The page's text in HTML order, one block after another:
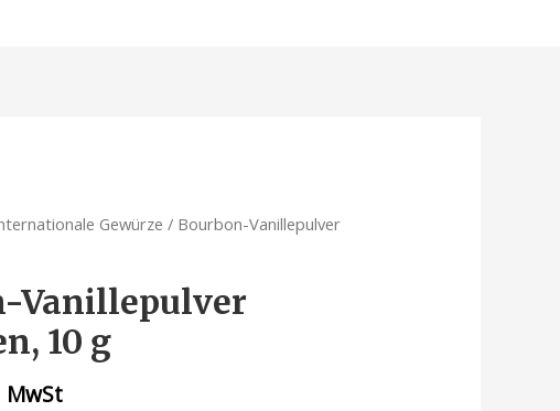
Gewürze / Bourbon-Vanillepulver
Vanillepulver
10 g
MwSt